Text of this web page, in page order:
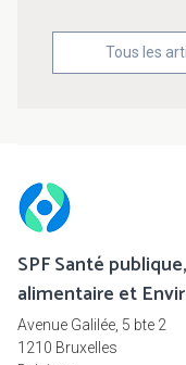
Tous les
SPF Santé
alimentaire et
Avenue Galilée, 5 bte 2
1210 Bruxelles